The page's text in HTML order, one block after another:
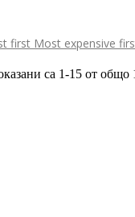
first Most expensive
са 1-15 от общо